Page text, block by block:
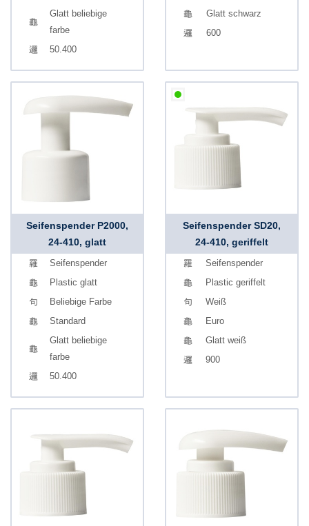
Glatt beliebige
farbe
50.400
Glatt schwarz
600
Seifenspender P2000,
24-410, glatt
Seifenspender
Plastic glatt
Beliebige Farbe
Standard
Glatt beliebige
farbe
50.400
Seifenspender SD20,
24-410, geriffelt
Seifenspender
Plastic geriffelt
Weiß
Euro
Glatt weiß
900